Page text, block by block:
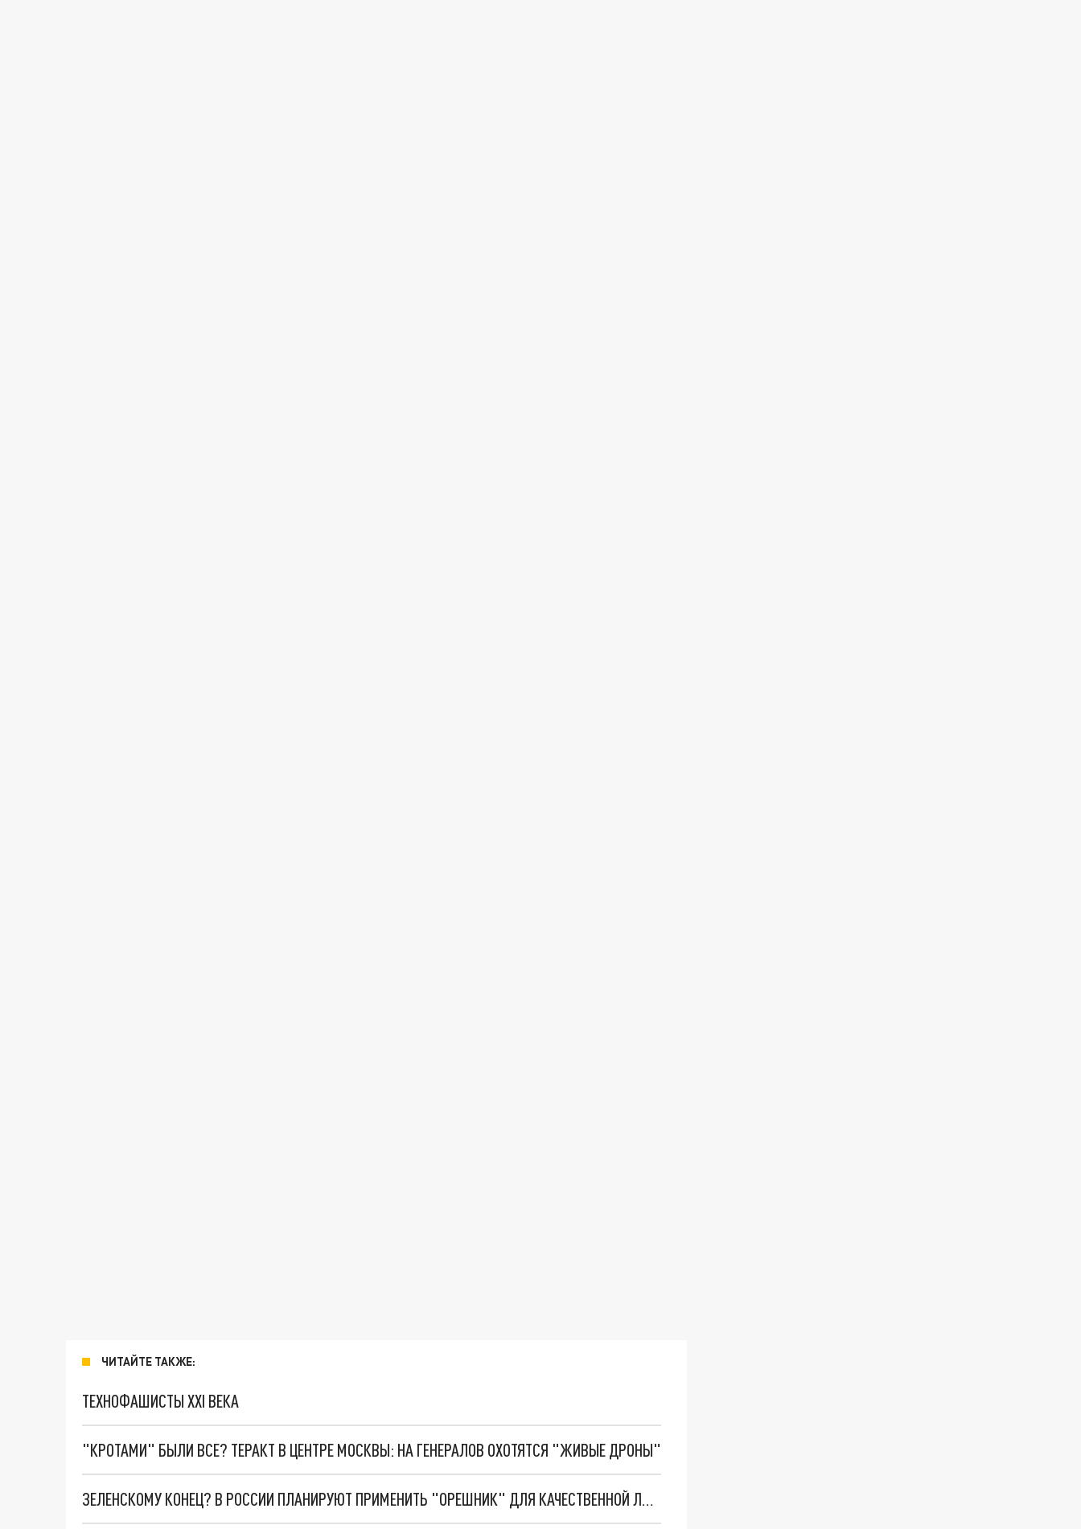
ЧИТАЙТЕ ТАКЖЕ:
ТЕХНОФАШИСТЫ XXI ВЕКА
"КРОТАМИ" БЫЛИ ВСЕ? ТЕРАКТ В ЦЕНТРЕ МОСКВЫ: НА ГЕНЕРАЛОВ ОХОТЯТСЯ "ЖИВЫЕ ДРОНЫ"
ЗЕЛЕНСКОМУ КОНЕЦ? В РОССИИ ПЛАНИРУЮТ ПРИМЕНИТЬ "ОРЕШНИК" ДЛЯ КАЧЕСТВЕННОЙ ЛИКВИДАЦИИ ПРЕЗИДЕНТА. СВЕЖАЯ СВОДКА СВО ОТ ВОЕНКОРОВ